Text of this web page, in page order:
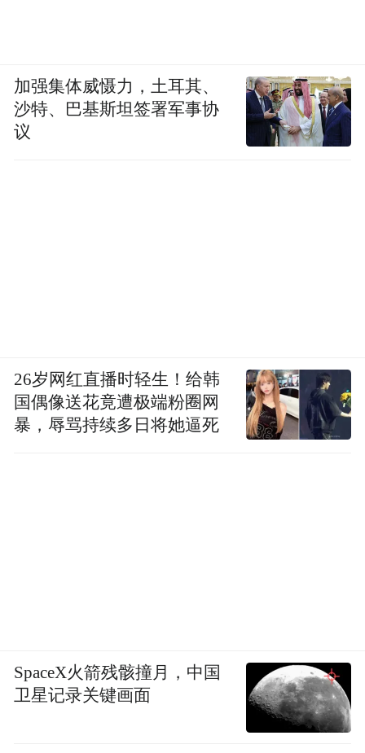
加强集体威慑力，土耳其、
沙特、巴基斯坦签署军事协
议
26岁网红直播时轻生！给韩
国偶像送花竟遭极端粉圈网
暴，辱骂持续多日将她逼死
SpaceX火箭残骸撞月，中国
卫星记录关键画面